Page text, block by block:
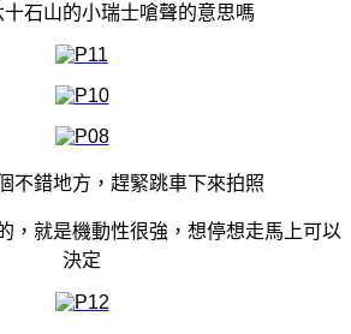
十石山的小瑞士嗆聲的意思嗎
不錯地方，趕緊跳車下來拍照
，就是機動性很強，想停想走馬上可以
決定